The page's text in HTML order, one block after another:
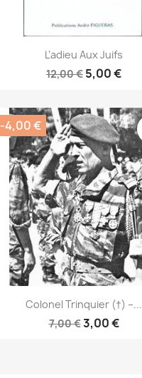
L’adieu Aux Juifs
12,00 € 5,00 €
Colonel Trinquier (†) –...
7,00 €3,00 €
-4,00 €